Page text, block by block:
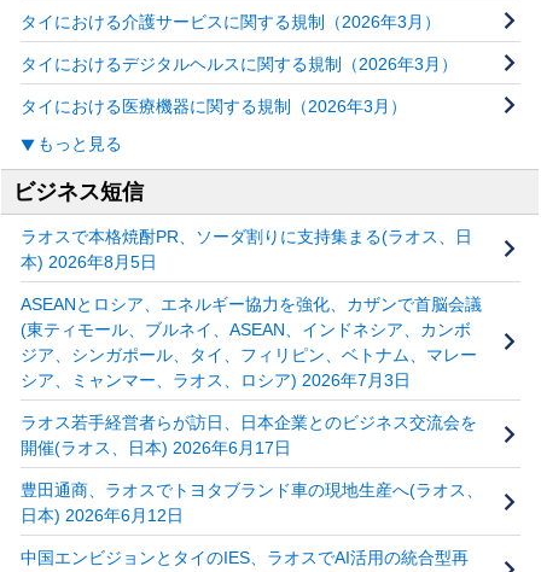
タイにおける介護サービスに関する規制（2026年3月）
タイにおけるデジタルヘルスに関する規制（2026年3月）
タイにおける医療機器に関する規制（2026年3月）
もっと見る
ビジネス短信
ラオスで本格焼酎PR、ソーダ割りに支持集まる(ラオス、日
本) 2026年8月5日
ASEANとロシア、エネルギー協力を強化、カザンで首脳会議
(東ティモール、ブルネイ、ASEAN、インドネシア、カンボ
ジア、シンガポール、タイ、フィリピン、ベトナム、マレー
シア、ミャンマー、ラオス、ロシア) 2026年7月3日
ラオス若手経営者らが訪日、日本企業とのビジネス交流会を
開催(ラオス、日本) 2026年6月17日
豊田通商、ラオスでトヨタブランド車の現地生産へ(ラオス、
日本) 2026年6月12日
中国エンビジョンとタイのIES、ラオスでAI活用の統合型再